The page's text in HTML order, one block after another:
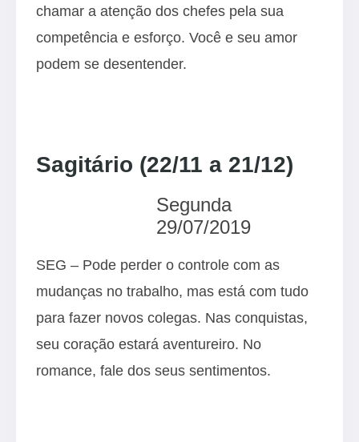
chamar a atenção dos chefes pela sua
competência e esforço. Você e seu amor
podem se desentender.
Sagitário (22/11 a 21/12)
Segunda
29/07/2019
SEG – Pode perder o controle com as
mudanças no trabalho, mas está com tudo
para fazer novos colegas. Nas conquistas,
seu coração estará aventureiro. No
romance, fale dos seus sentimentos.